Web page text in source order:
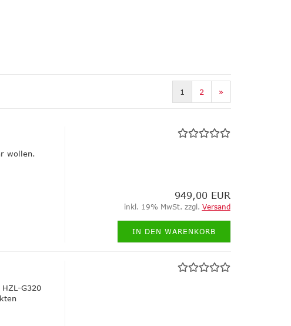
1 2 »
wollen.
949,00 EUR
inkl. 19% MwSt. zzgl. Versand
IN DEN WARENKORB
G320